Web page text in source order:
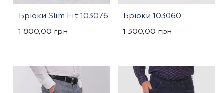
Брюки Slim Fit 103076
1 800,00 грн
Брюки 103060
1 300,00 грн